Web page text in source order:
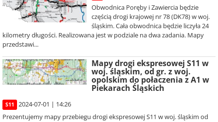
Obwodnica Poręby i Zawiercia będzie
częścią drogi krajowej nr 78 (DK78) w woj.
śląskim. Cała obwodnica będzie liczyła 24
kilometry długości. Realizowana jest w podziale na dwa zadania. Mapy
przedstawi...
Mapy drogi ekspresowej S11 w
woj. śląskim, od gr. z woj.
opolskim do połaczenia z A1 w
Piekarach Śląskich
S11
2024-07-01 | 14:26
Prezentujemy mapy przebiegu drogi ekspresowej S11 w woj. śląskim od